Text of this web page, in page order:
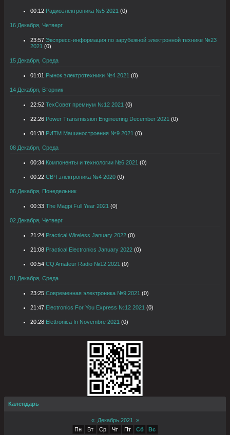
00:12 Радиоэлектроника №5 2021 (0)
16 Декабря, Четверг
23:57 Экспресс-информация по зарубежной электронной технике №23
2021 (0)
15 Декабря, Среда
01:01 Рынок электротехники №4 2021 (0)
14 Декабря, Вторник
22:52 ТехСовет премиум №12 2021 (0)
22:26 Power Transmission Engineering December 2021 (0)
01:38 РИТМ Машиностроения №9 2021 (0)
08 Декабря, Среда
00:34 Компоненты и технологии №6 2021 (0)
00:22 СВЧ электроника №4 2020 (0)
06 Декабря, Понедельник
00:33 The Magpi Full Year 2021 (0)
02 Декабря, Четверг
21:24 Practical Wireless January 2022 (0)
21:08 Practical Electronics January 2022 (0)
00:54 CQ Amateur Radio №12 2021 (0)
01 Декабря, Среда
23:25 Современная электроника №9 2021 (0)
21:47 Electronics For You Express №12 2021 (0)
20:28 Elettronica In Novembre 2021 (0)
Календарь
« Декабрь 2021
»
Пн
Вт Ср Чт Пт Сб Вс